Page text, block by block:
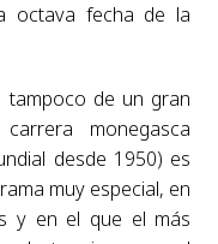
octava fecha de la
de un gran
monegasca
desde 1950) es
muy especial, en
y en el que el más